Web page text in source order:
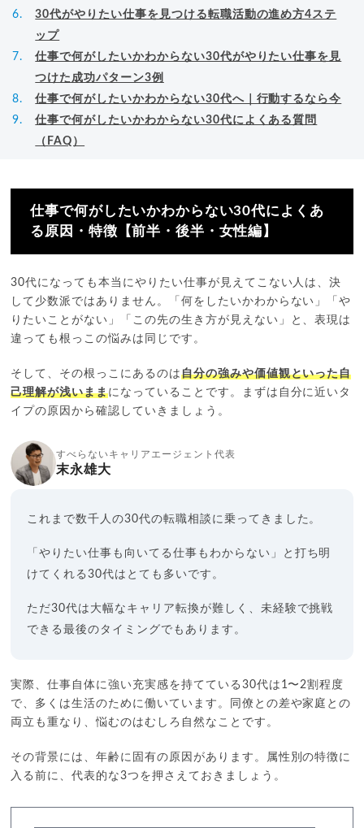
30代がやりたい仕事を見つける転職活動の進め方4ステ
ップ
仕事で何がしたいかわからない30代がやりたい仕事を見
つけた成功パターン3例
仕事で何がしたいかわからない30代へ｜行動するなら今
仕事で何がしたいかわからない30代によくある質問
（FAQ）
仕事で何がしたいかわからない30代によくあ
る原因・特徴【前半・後半・女性編】
30代になっても本当にやりたい仕事が見えてこない人は、決
して少数派ではありません。「何をしたいかわからない」「や
りたいことがない」「この先の生き方が見えない」と、表現は
違っても根っこの悩みは同じです。
そして、その根っこにあるのは自分の強みや価値観といった自
己理解が浅いままになっていることです。まずは自分に近いタ
イプの原因から確認していきましょう。
すべらないキャリアエージェント代表
末永雄大
これまで数千人の30代の転職相談に乗ってきました。
「やりたい仕事も向いてる仕事もわからない」と打ち明
けてくれる30代はとても多いです。
ただ30代は大幅なキャリア転換が難しく、未経験で挑戦
できる最後のタイミングでもあります。
実際、仕事自体に強い充実感を持てている30代は1〜2割程度
で、多くは生活のために働いています。同僚との差や家庭との
両立も重なり、悩むのはむしろ自然なことです。
その背景には、年齢に固有の原因があります。属性別の特徴に
入る前に、代表的な3つを押さえておきましょう。